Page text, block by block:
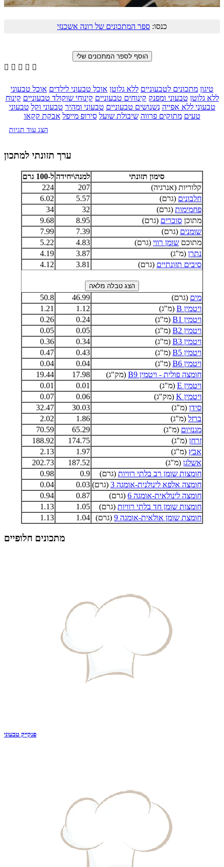
כנסו: ספר המתכונים של רונה אשכנזי
    
טיגון מתכונים לטבעוניים ללא גלוטן אוכל טבעוני לילדים אוכל טבעוני
ללא גלוטן טבעוני ומפנק קינוחים טבעוניים קינוחי שוקולד טבעוניים קינוח
טבעוני ללא אפייה נשנושים טבעוניים טבעוני ומהיר טבעוני וקל טבעוני
טעים מתוקים פרווה שיבולת שועל סירופ מייפל אבקת קקאו
הצג עוד תגיות
ערך תזונתי למתכון
סימון תזונתי למנה\יחידה ל-100 גרם
קלוריות (אנרגיה)
207
224
חלבונים (גרם) 5.57
6.02
פחמימות (גרם) 32
34
מתוכן סוכרים (גרם) 8.95
9.68
שומנים (גרם) 7.39
7.99
מתוכם שומן רווי (גרם) 4.83
5.22
נתרן (מ"ג) 3.87
4.19
סיבים תזונתיים (גרם) 3.81
4.12
מים (גרם) 46.99
50.8
ויטמין B
(מ"ג) 1.12
1.21
ויטמין B1
(מ"ג) 0.24
0.26
ויטמין B2
(מ"ג) 0.05
0.05
ויטמין B3
(מ"ג) 0.34
0.36
ויטמין B5
(מ"ג) 0.43
0.47
ויטמין B6
(מ"ג) 0.04
0.04
חומצה פולית - ויטמין B9
(מק"ג) 17.98
19.44
ויטמין E
(מ"ג) 0.01
0.01
ויטמין K
(מק"ג) 0.06
0.07
סידן (מ"ג) 30.03
32.47
ברזל (מ"ג) 1.86
2.02
מגנזיום (מ"ג) 65.29
70.59
זרחן (מ"ג) 174.75
188.92
אבץ (מ"ג) 1.97
2.13
אשלגן (מ"ג) 187.52
202.73
חומצות שומן רב בלתי רוויות (גרם) 0.9
0.98
חומצה אלפא לינולנית-אומגה 3
(גרם) 0.03
0.04
חומצה לינולאית-אומגה 6
(גרם) 0.87
0.94
חומצות שומן חד בלתי רוויות (גרם) 1.05
1.13
חומצת שומן אולאית-אומגה 9
(גרם) 1.04
1.13
מתכונים חלופיים
פנקייק טבעוני